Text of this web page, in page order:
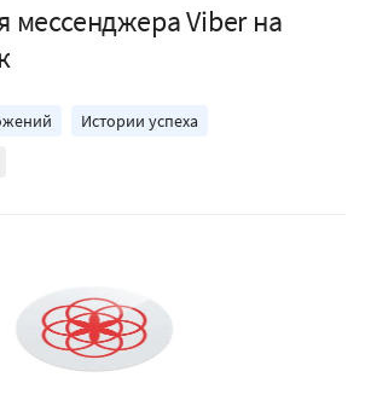
мессенджера Viber на
Истории успеха